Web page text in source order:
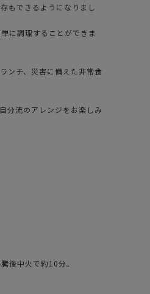
もできるようになりまし
に調理することができま
ンチ、災害に備えた非常食
分流のアレンジをお楽しみ
後中火で約10分。